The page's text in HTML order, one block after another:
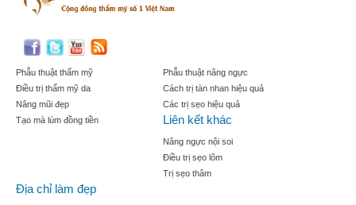
Phẫu thuật thẩm mỹ
Điều trị thẩm mỹ da
Nâng mũi đẹp
Tạo mà lúm đồng tiền
Phẫu thuật nâng ngực
Cách trị tàn nhan hiệu quả
Các trị sẹo hiệu quả
Liên kết khác
Nâng ngực nội soi
Điều trị sẹo lõm
Trị sẹo thâm
Địa chỉ làm đẹp